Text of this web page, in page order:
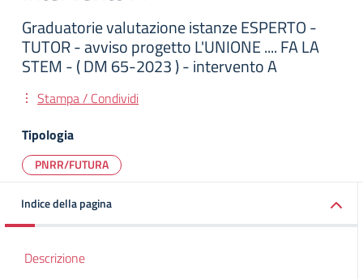
Graduatorie valutazione istanze ESPERTO -
TUTOR - avviso progetto L'UNIONE .... FA LA
STEM - ( DM 65-2023 ) - intervento A
Stampa / Condividi
Tipologia
PNRR/FUTURA
Indice della pagina
Descrizione